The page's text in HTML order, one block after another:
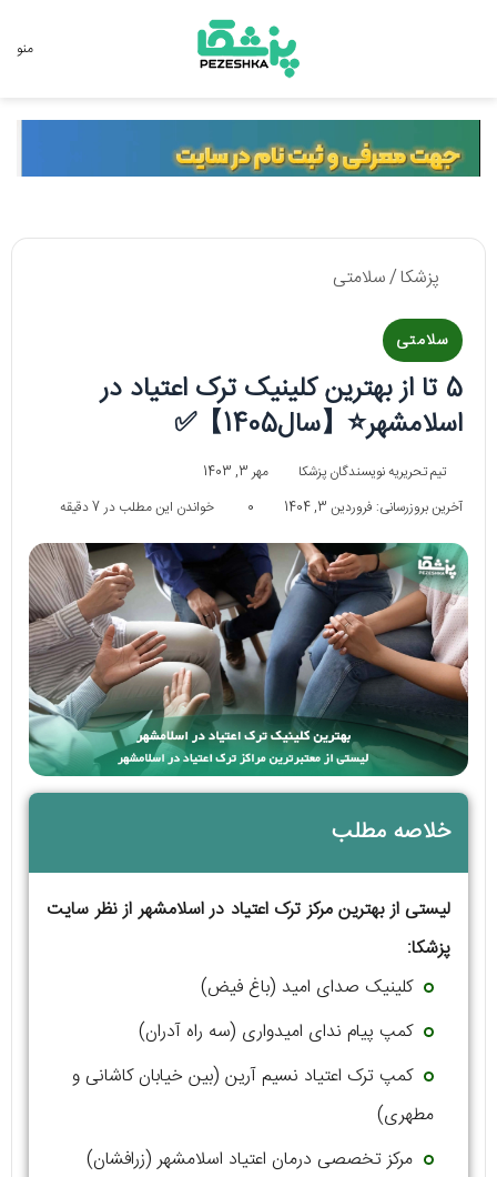
منو
پزشکا/سلامتی
سلامتی
5 تا از بهترین کلینیک ترک اعتیاد در
اسلامشهر⭐【سال1405】✅
تیم تحریریه نویسندگان پزشکا
مهر 3, 1403
آخرین بروزرسانی: فروردین 3, 1404
0 خواندن این مطلب در 7 دقیقه
خلاصه مطلب
لیستی از بهترین مرکز ترک اعتیاد در اسلامشهر از نظر سایت
پزشکا:
کلینیک صدای امید (باغ فیض)
کمپ پیام ندای امیدواری (سه راه آدران)
کمپ ترک اعتیاد نسیم آرین (بین خیابان کاشانی و
مطهری)
مرکز تخصصی درمان اعتیاد اسلامشهر (زرافشان)